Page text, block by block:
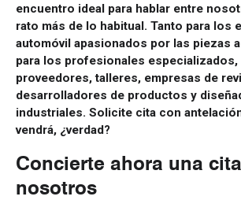
encuentro ideal para hablar entre
rato más de lo habitual. Tanto para los
automóvil apasionados por las piezas
para los profesionales especializados,
proveedores, talleres, empresas de
desarrolladores de productos y
industriales. Solicite cita con
vendrá, ¿verdad?
Concierte ahora una
nosotros